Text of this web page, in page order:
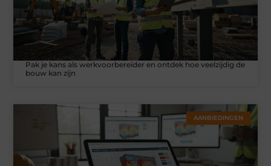
Pak je kans als werkvoorbereider en ontdek hoe veelzijdig de
bouw kan zijn
AANBIEDINGEN